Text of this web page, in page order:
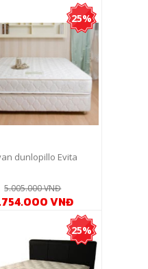
25%
dunlopillo Evita
5.005.000 VNĐ
VNĐ
25%